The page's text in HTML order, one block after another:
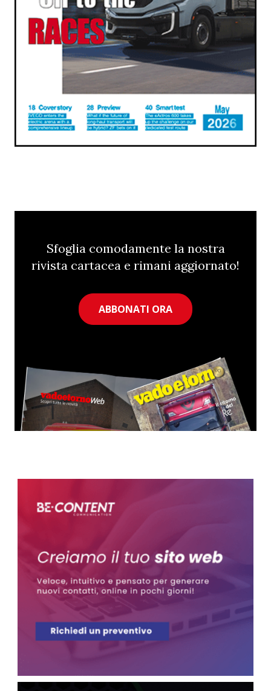
Sfoglia comodamente la nostra
rivista cartacea e rimani aggiornato!
ABBONATI ORA